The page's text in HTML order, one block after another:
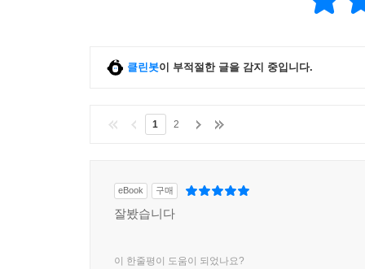
클린봇이 부적절한 글을 감지 중입니다.
1 2
eBook 구매
잘봤습니다
이 한줄평이 도움이 되었나요?